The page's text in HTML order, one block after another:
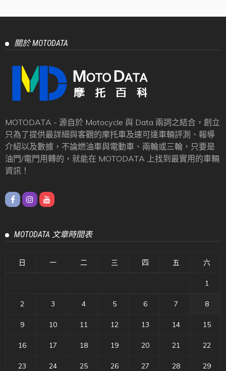
關於 MOTODATA
MOTODATA - 源自於 Motocycle 與 Data 兩詞之結合，創立
只為了提供最詳細與客觀的摩托車及速可達車輛評測、報導
介紹以及數據，不論燃油車與電動車、兩輪或三輪，只要是
油門/電門用轉的，就能在 MOTODATA 上找到最實用的車輛
資訊！
MOTODATA 文章時間表
日 一 二 三 四 五 六
1
2 3 4 5 6 7 8
9 10 11 12 13 14 15
16 17 18 19 20 21 22
23 24 25 26 27 28 29